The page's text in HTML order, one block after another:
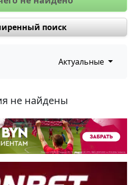
поиск
Актуальные
не найдены